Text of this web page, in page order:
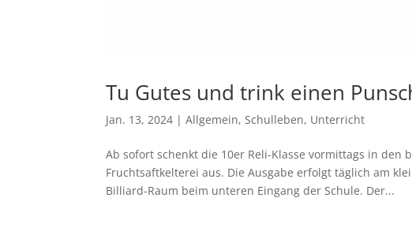
Tu Gutes und trink einen
Jan. 13, 2024 |Allgemein,Schulleben, Unterricht
Ab sofort schenkt die 10er Reli-Klasse vormittags in den
Fruchtsaftkelterei aus. Die Ausgabe erfolgt täglich am
Billiard-Raum beim unteren Eingang der Schule. Der...